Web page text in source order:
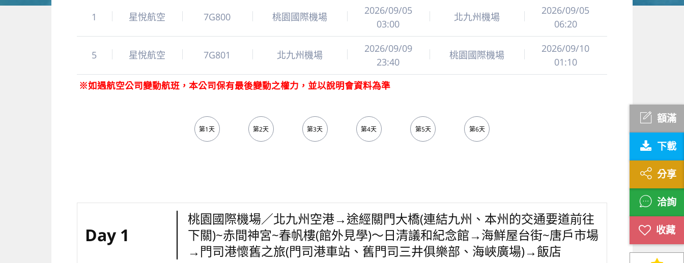
額滿
下載
分享
洽詢
1 星悅航空 7G800 桃園國際機場
2026/09/05
03:00
北九州機場
2026/09/05
06:20
5 星悅航空 7G801 北九州機場
2026/09/09
23:40
桃園國際機場
2026/09/10
01:10
※如遇航空公司變動航班，本公司保有最後變動之權力，並以說明會資料為準
第1天 第2天 第3天 第4天 第5天 第6天
Day 1
桃園國際機場／北九州空港→途經關門大橋(連結九州、本州的交通要道前往
下關)~赤間神宮~春帆樓(館外見學)～日清議和紀念館→海鮮屋台街~唐戶市場
→門司港懷舊之旅(門司港車站、舊門司三井俱樂部、海峽廣場)→飯店